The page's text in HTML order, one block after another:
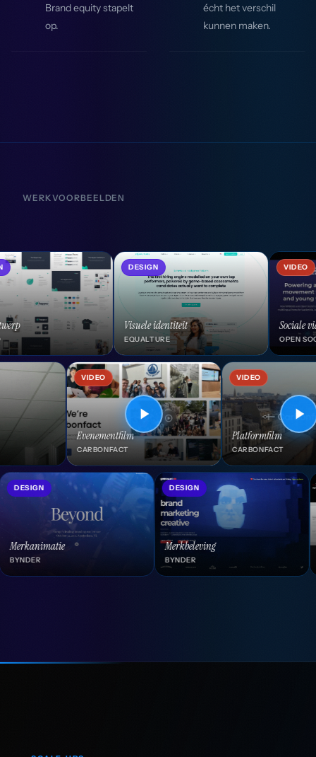
Brand equity stapelt
op.
écht het verschil
kunnen maken.
WERKVOORBEELDEN
identiteit
DESIGN
Sociale videocampagne
OPEN SOCIAL
VIDEO
Merkevenementen
TELLENT
FOTO
Evenementfilm
CARBONFACT
VIDEO
Merkbeleving
DESIGN
Merkidentiteitssysteem
DESIGN